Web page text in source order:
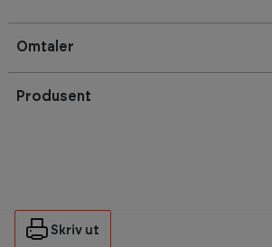
Omtaler
Produsent
Skriv ut